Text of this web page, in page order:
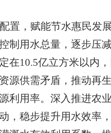
置，赋能节水惠民发
制用水总量， 逐步压
在10.5亿立方米以内
源供需矛盾， 推动再
利用率。深入推进农
，稳步提升用水效率